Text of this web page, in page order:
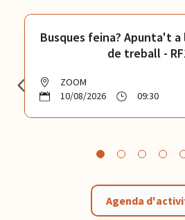
Busques feina? Apunta't
de treball -
ZOOM
10/08/2026
09:30
Agenda